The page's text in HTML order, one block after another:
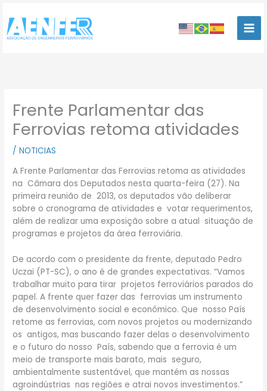
para
conteúdo
Frente Parlamentar das
Ferrovias retoma atividades
/NOTICIAS
A Frente Parlamentar das Ferrovias retoma as atividades
na Câmara dos Deputados nesta quarta-feira (27). Na
primeira reunião de 2013, os deputados vão deliberar
sobre o cronograma de atividades e votar requerimentos,
além de realizar uma exposição sobre a atual situação de
programas e projetos da área ferroviária.
De acordo com o presidente da frente, deputado Pedro
Uczai (PT-SC), o ano é de grandes expectativas. “Vamos
trabalhar muito para tirar projetos ferroviários parados do
papel. A frente quer fazer das ferrovias um instrumento
de desenvolvimento social e econômico. Que nosso País
retome as ferrovias, com novos projetos ou modernizando
os antigos, mas buscando fazer delas o desenvolvimento
e o futuro do nosso País, sabendo que a ferrovia é um
meio de transporte mais barato, mais seguro,
ambientalmente sustentável, que mantém as nossas
agroindústrias nas regiões e atrai novos investimentos.”